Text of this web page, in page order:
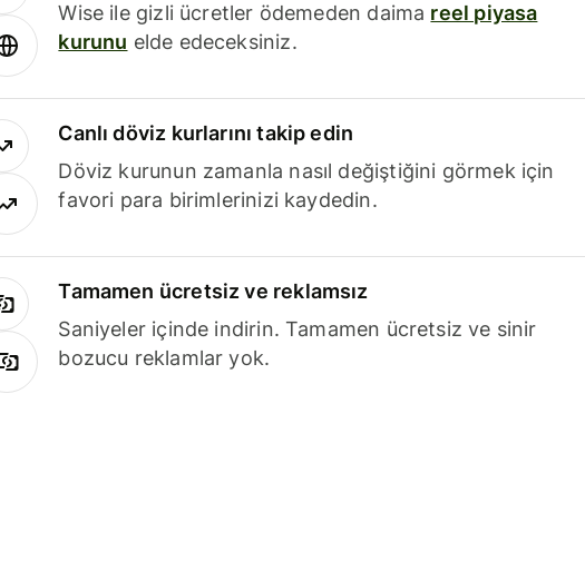
Wise ile gizli ücretler ödemeden daima reel piyasa
kurunu elde edeceksiniz.
Canlı döviz kurlarını takip edin
Döviz kurunun zamanla nasıl değiştiğini görmek için
favori para birimlerinizi kaydedin.
Tamamen ücretsiz ve reklamsız
Saniyeler içinde indirin. Tamamen ücretsiz ve sinir
bozucu reklamlar yok.